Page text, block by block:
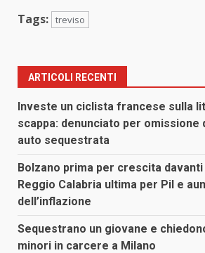
Tags: treviso
ARTICOLI RECENTI
Investe un ciclista francese sulla
scappa: denunciato per omissione
auto sequestrata
Bolzano prima per crescita davanti
Reggio Calabria ultima per Pil e
dell’inflazione
Sequestrano un giovane e
minori in carcere a Milano